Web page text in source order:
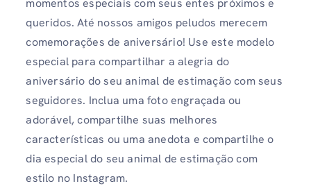
queridos. Até nossos amigos peludos merecem
comemorações de aniversário! Use este modelo
especial para compartilhar a alegria do
aniversário do seu animal de estimação com seus
seguidores. Inclua uma foto engraçada ou
adorável, compartilhe suas melhores
características ou uma anedota e compartilhe o
dia especial do seu animal de estimação com
estilo no Instagram.